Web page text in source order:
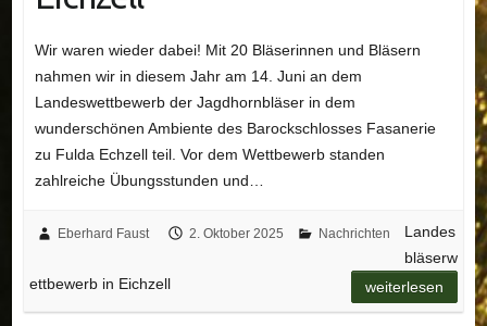
Wir waren wieder dabei! Mit 20 Bläserinnen und Bläsern
nahmen wir in diesem Jahr am 14. Juni an dem
Landeswettbewerb der Jagdhornbläser in dem
wunderschönen Ambiente des Barockschlosses Fasanerie
zu Fulda Echzell teil. Vor dem Wettbewerb standen
zahlreiche Übungsstunden und…
Eberhard Faust 2. Oktober 2025 Nachrichten
Landes
bläserw
ettbewerb in Eichzell
weiterlesen